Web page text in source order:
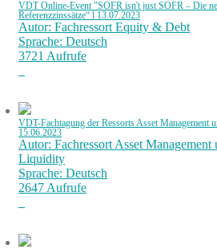
VDT Online-Event "SOFR isn't just SOFR – Die
Referenzzinssätze“ l 13.07.2023
Autor: Fachressort Equity & Debt
Sprache: Deutsch
3721 Aufrufe
VDT-Fachtagung der Ressorts Asset Management
15.06.2023
Autor: Fachressort Asset Management
Liquidity
Sprache: Deutsch
2647 Aufrufe